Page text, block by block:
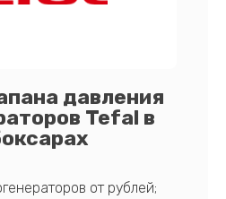
давления
Tefal в
от рублей;